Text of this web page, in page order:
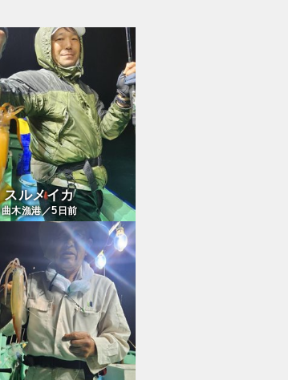
スルメイカ
曲木漁港／5 日前